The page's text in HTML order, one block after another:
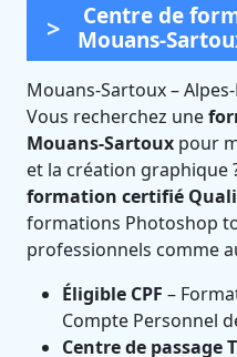
Formation
Mouans-
Certifié
Centre de
Mouans-
Mouans-Sartoux–
Vous recherchez une
Mouans-Sartoux pour
et la création graphique
formation certifié
formations Photoshop
professionnels comme
Éligible CPF –
Compte Personnel
Centre de passage